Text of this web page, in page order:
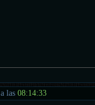
a las08:14:33